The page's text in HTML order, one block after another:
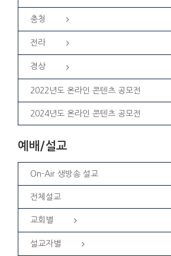
충청
전라
경상
2022년도 온라인 콘텐츠 공모전
2024년도 온라인 콘텐츠 공모전
예배/설교
On-Air 생방송 설교
전체설교
교회별
설교자별